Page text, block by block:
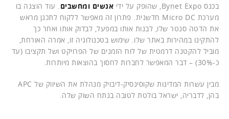
בכנס Bynet Expo, שהופק על ידי
אנשים ומחשבים. עוד הוצגה בו
מערכת Micro DC חדשנית. פתרון זה מאפשר ללקוח לתכנן מראש
את הדטה סנטר שלו, לבנות אותו במפעל, לבדוק אותו ואחר כך
להתקינו במהירות באתר שלו. שימוש בטכנולוגיה זו, אמרה האורחת,
מוביל להקטנה דרמטית של לוח הזמנים של הפרויקט ושל תקציבו (עד
כ-30%) – דבר המאפשר לחברות לחסוך בהוצאות מיותרות.
מבין עשרות המדינות שקוסינסיק-דיבויק מנהלת את השיווק של APC
בהן, לדבריה, ישראל בולטת לטובה בנתח השוק שלה.